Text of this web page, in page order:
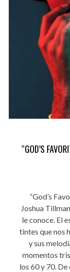
“GOD’S
“God’s
Joshua
le conoce. El
tintes que nos
y sus
momentos
los 60 y 70.